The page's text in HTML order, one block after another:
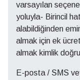
varsayılan
yoluyla- Birincil
alabildiğinden
almak için ek
almak kimlik
E-posta / SMS